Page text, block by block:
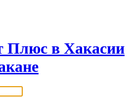
Плюс в Хакасии